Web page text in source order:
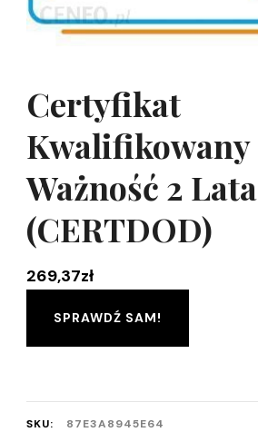
Certyfikat
Kwalifikowany
Ważność 2 Lata
(CERTDOD)
269,37zł
SPRAWDŹ SAM!
SKU:
87E3A8945E64